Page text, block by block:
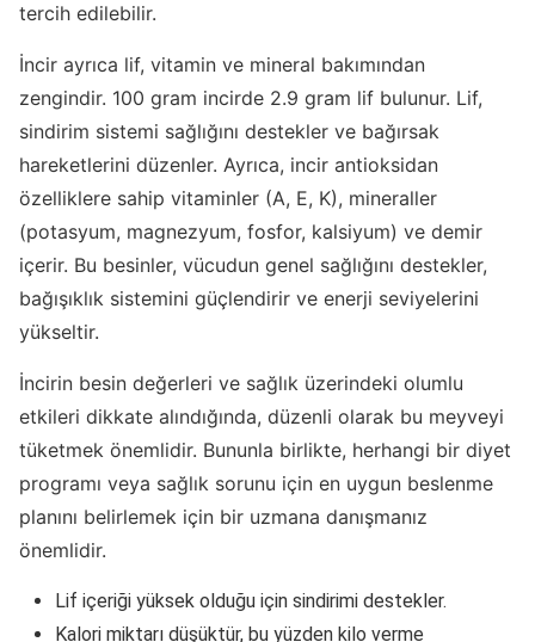
tercih edilebilir.
İncir ayrıca lif, vitamin ve mineral bakımından
zengindir. 100 gram incirde 2.9 gram lif bulunur. Lif,
sindirim sistemi sağlığını destekler ve bağırsak
hareketlerini düzenler. Ayrıca, incir antioksidan
özelliklere sahip vitaminler (A, E, K), mineraller
(potasyum, magnezyum, fosfor, kalsiyum) ve demir
içerir. Bu besinler, vücudun genel sağlığını destekler,
bağışıklık sistemini güçlendirir ve enerji seviyelerini
yükseltir.
İncirin besin değerleri ve sağlık üzerindeki olumlu
etkileri dikkate alındığında, düzenli olarak bu meyveyi
tüketmek önemlidir. Bununla birlikte, herhangi bir diyet
programı veya sağlık sorunu için en uygun beslenme
planını belirlemek için bir uzmana danışmanız
önemlidir.
Lif içeriği yüksek olduğu için sindirimi destekler.
Kalori miktarı düşüktür, bu yüzden kilo verme